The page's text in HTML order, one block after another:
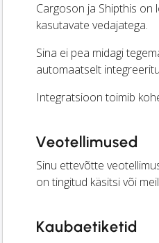
Cargoson ja Shipthis on
kasutavate vedajatega.
Sina ei pea midagi
automaatselt
Integratsioon toimib
Veotellimused
Sinu ettevõtte
on tingitud käsitsi või
Kaubaetiketid